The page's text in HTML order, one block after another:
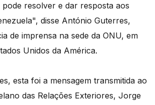
resolver e dar resposta aos
disse António Guterres,
de imprensa na sede da ONU, em
Unidos da América.
esta foi a mensagem transmitida ao
das Relações Exteriores, Jorge